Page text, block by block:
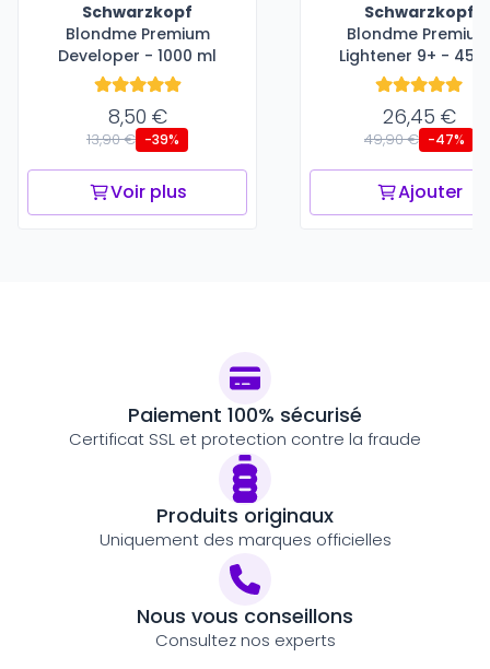
Schwarzkopf
Blondme Premium
Developer - 1000 ml
8,50 €
13,90 € -39%
Voir plus
Schwarzkopf
Blondme
Lightener 9+ - 450
26,45 €
49,90 € -47%
Ajouter
Paiement 100% sécurisé
Certificat SSL et protection contre la fraude
Produits originaux
Uniquement des marques officielles
Nous vous conseillons
Consultez nos experts